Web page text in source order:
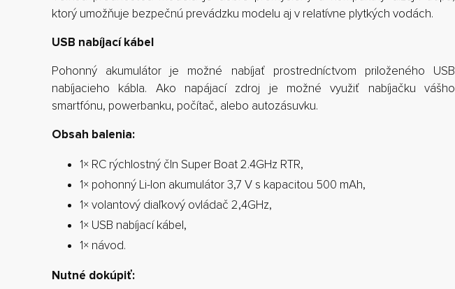
ktorý umožňuje bezpečnú prevádzku modelu aj v relatívne plytkých vodách.
USB nabíjací kábel
Pohonný akumulátor je možné nabíjať prostredníctvom priloženého USB
nabíjacieho kábla. Ako napájací zdroj je možné využiť nabíjačku vášho
smartfónu, powerbanku, počítač, alebo autozásuvku.
Obsah balenia:
1× RC rýchlostný čln Super Boat 2.4GHz RTR,
1× pohonný Li-Ion akumulátor 3,7 V s kapacitou 500 mAh,
1× volantový diaľkový ovládač 2,4GHz,
1× USB nabíjací kábel,
1× návod.
Nutné dokúpiť: